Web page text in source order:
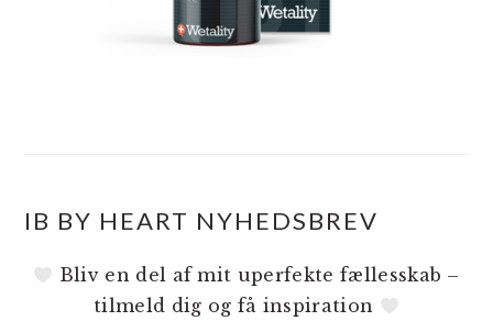
IB BY HEART NYHEDSBREV
Bliv en del af mit uperfekte fællesskab –
tilmeld dig og få inspiration